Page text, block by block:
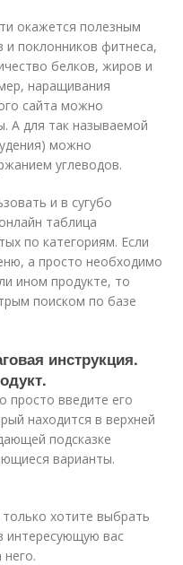
окажется полезным
поклонников фитнеса,
белков, жиров и
наращивания
сайта можно
А для так называемой
можно
углеводов.
и в сугубо
таблица
по категориям. Если
а просто необходимо
ином продукте, то
поиском по базе
инструкция.
просто введите его
находится в верхней
подсказке
варианты.
хотите выбрать
интересующую вас